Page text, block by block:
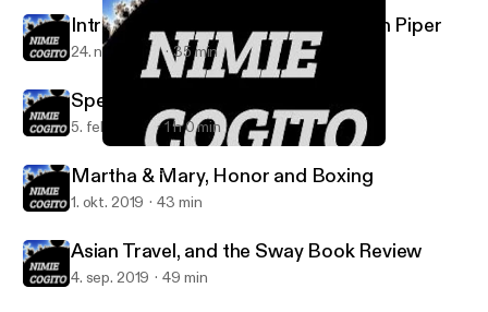
Nimie Cogito
Introduction to Disiring God by John Piper
24. nov. 2020 35 min
Speaking the Truth in Love
5. feb. 2020 1 h 0 min
Martha & Mary, Honor and Boxing
1. okt. 2019 43 min
Asian Travel, and the Sway Book Review
4. sep. 2019 49 min